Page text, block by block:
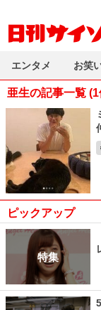
亜生の記事一覧 (1
ピックアップ
特集
エンタメ お笑